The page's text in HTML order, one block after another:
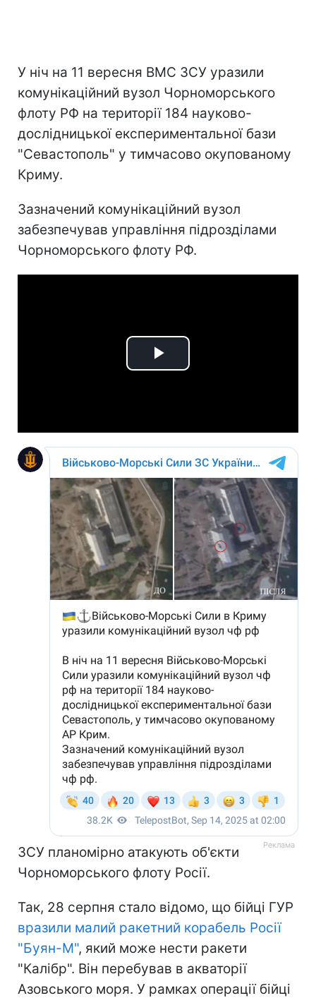
У ніч на 11 вересня ВМС ЗСУ уразили
комунікаційний вузол Чорноморського
флоту РФ на території 184 науково-
дослідницької експериментальної бази
"Севастополь" у тимчасово окупованому
Криму.
Зазначений комунікаційний вузол
забезпечував управління підрозділами
Чорноморського флоту РФ.
Play
ЗСУ планомірно атакують об'єкти
Чорноморського флоту Росії.
Так, 28 серпня стало відомо, що бійці ГУР
вразили малий ракетний корабель Росії
"Буян-М", який може нести ракети
"Калібр". Він перебував в акваторії
Азовського моря. У рамках операції бійці